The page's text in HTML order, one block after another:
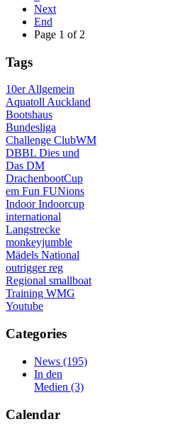
Next
End
Page 1 of 2
Tags
10erAllgemein
AquatollAuckland
Bootshaus
Bundesliga
Challenge ClubWM
DBBL Dies und
Das DM
DrachenbootCup
em Fun FUNions
IndoorIndoorcup
international
Langstrecke
monkeyjumble
Mädels National
outriggerreg
Regional smallboat
Training WMG
Youtube
Categories
News (195)
In den
Medien (3)
Calendar